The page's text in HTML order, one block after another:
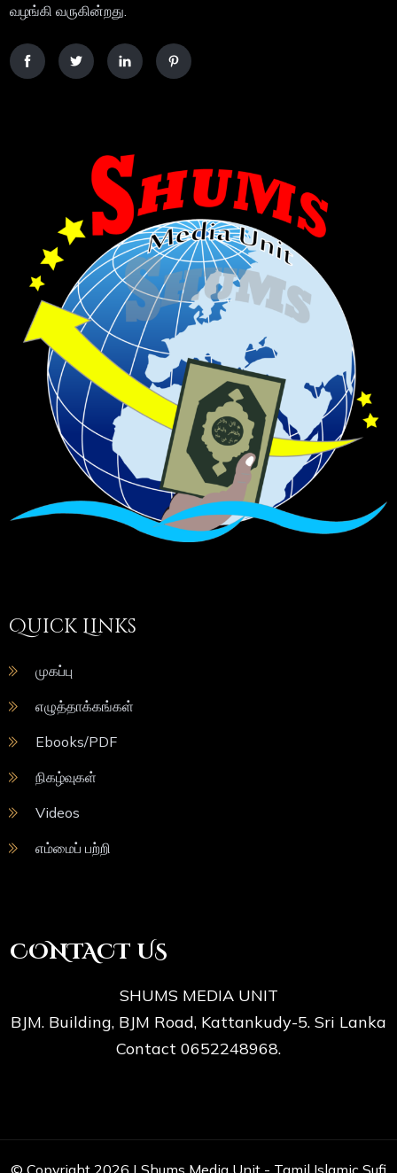
வழங்கி வருகின்றது.
Quick Links
முகப்பு
எழுத்தாக்கங்கள்
Ebooks/PDF
நிகழ்வுகள்
Videos
எம்மைப் பற்றி
CONTACT US
SHUMS MEDIA UNIT
BJM. Building, BJM Road, Kattankudy-5. Sri Lanka
Contact 0652248968.
© Copyright 2026 | Shums Media Unit - Tamil Islamic Sufi